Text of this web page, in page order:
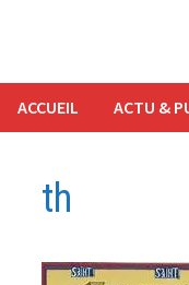
ACCUEIL ACTU &
th